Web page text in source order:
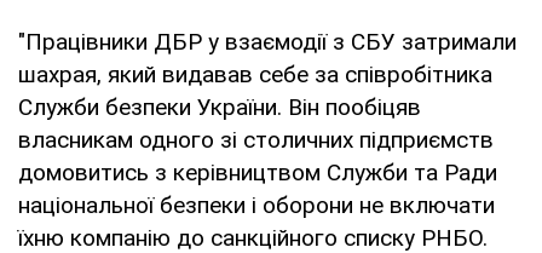
"Працівники ДБР у взаємодії з СБУ затримали
шахрая, який видавав себе за співробітника
Служби безпеки України. Він пообіцяв
власникам одного зі столичних підприємств
домовитись з керівництвом Служби та Ради
національної безпеки і оборони не включати
їхню компанію до санкційного списку РНБО.